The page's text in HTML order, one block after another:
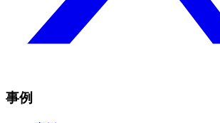
事例